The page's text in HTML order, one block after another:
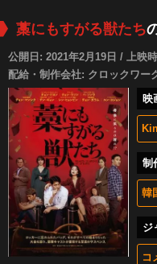
藁にもすがる獣たち
公開日: 2021年2月19日 / 上映
配給・制作会社: クロックワー
映
制
韓
ジ
コ